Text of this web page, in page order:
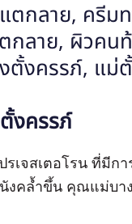
งครรภ์
รเจสเตอโรน ที่มี
งคล้ำขึ้น คุณแม่บ